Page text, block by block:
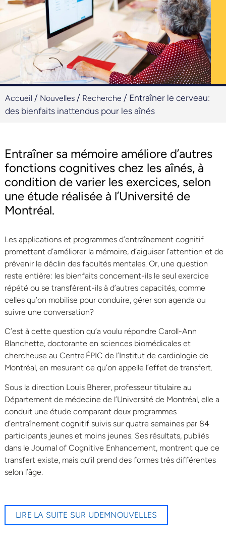
Accueil / Nouvelles / Recherche / Entraîner le cerveau:
des bienfaits inattendus pour les aînés
Entraîner sa mémoire améliore d’autres
fonctions cognitives chez les aînés, à
condition de varier les exercices, selon
une étude réalisée à l’Université de
Montréal.
Les applications et programmes d’entraînement cognitif
promettent d’améliorer la mémoire, d’aiguiser l’attention et de
prévenir le déclin des facultés mentales. Or, une question
reste entière: les bienfaits concernent-ils le seul exercice
répété ou se transfèrent-ils à d’autres capacités, comme
celles qu’on mobilise pour conduire, gérer son agenda ou
suivre une conversation?
C’est à cette question qu’a voulu répondre Caroll-Ann
Blanchette, doctorante en sciences biomédicales et
chercheuse au Centre ÉPIC de l’Institut de cardiologie de
Montréal, en mesurant ce qu’on appelle l’effet de transfert.
Sous la direction Louis Bherer, professeur titulaire au
Département de médecine de l’Université de Montréal, elle a
conduit une étude comparant deux programmes
d’entraînement cognitif suivis sur quatre semaines par 84
participants jeunes et moins jeunes. Ses résultats, publiés
dans le Journal of Cognitive Enhancement, montrent que ce
transfert existe, mais qu’il prend des formes très différentes
selon l’âge.
LIRE LA SUITE SUR UDEMNOUVELLES